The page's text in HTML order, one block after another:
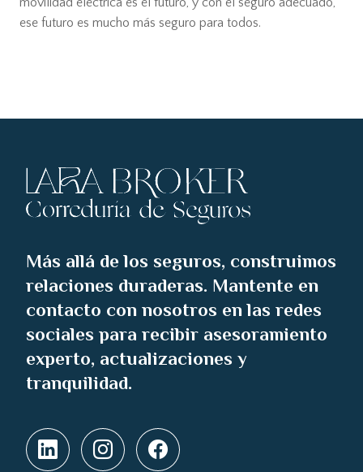
ese futuro es mucho más seguro para todos.
Más allá de los seguros, construimos
relaciones duraderas. Mantente en
contacto con nosotros en las redes
sociales para recibir asesoramiento
experto, actualizaciones y
tranquilidad.